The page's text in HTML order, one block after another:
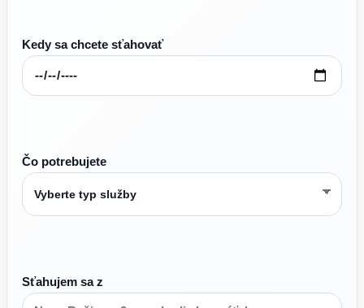
Kedy sa chcete sťahovať
Čo potrebujete
Sťahujem sa z